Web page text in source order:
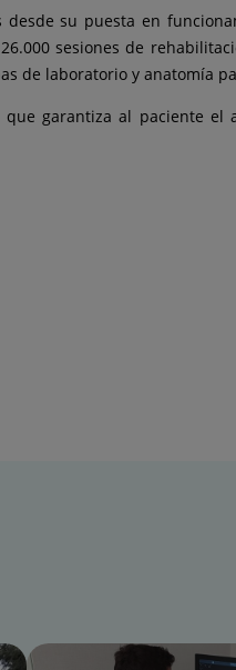
su puesta en
sesiones de
de laboratorio y anatomía
garantiza al paciente el